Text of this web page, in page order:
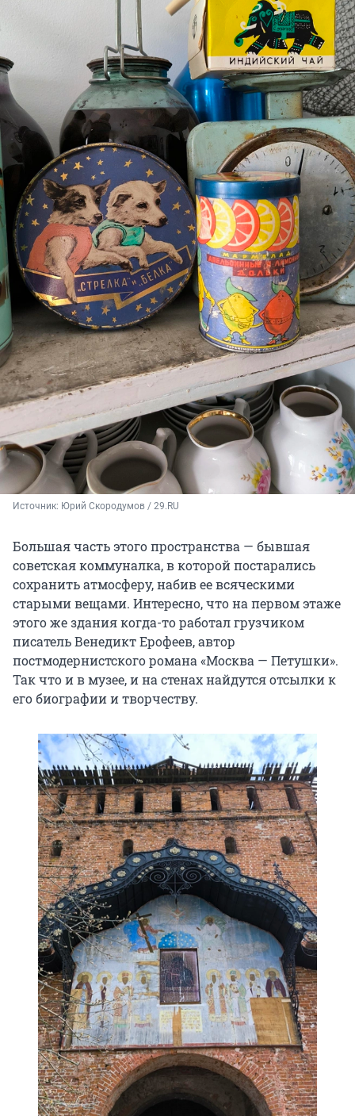
Источник: Юрий Скородумов / 29.RU
Большая часть этого пространства — бывшая
советская коммуналка, в которой постарались
сохранить атмосферу, набив ее всяческими
старыми вещами. Интересно, что на первом этаже
этого же здания когда-то работал грузчиком
писатель Венедикт Ерофеев, автор
постмодернистского романа «Москва — Петушки».
Так что и в музее, и на стенах найдутся отсылки к
его биографии и творчеству.